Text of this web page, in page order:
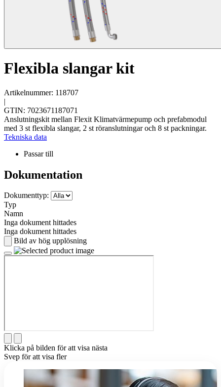
Flexibla slangar kit
Artikelnummer: 118707
|
GTIN: 7023671187071
Anslutningskit mellan Flexit Klimatvärmepump och prefabmodul
med 3 st flexibla slangar, 2 st röranslutningar och 8 st packningar.
Tekniska data
Passar till
Dokumentation
Dokumenttyp:
Typ
Namn
Inga dokument hittades
Inga dokument hittades
Bild av hög upplösning
Klicka på bilden för att visa nästa
Svep för att visa fler